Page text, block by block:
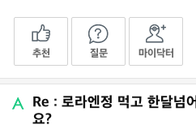
추천 질문 마이닥터
Re : 로라엔정 먹고 한달넘
요?